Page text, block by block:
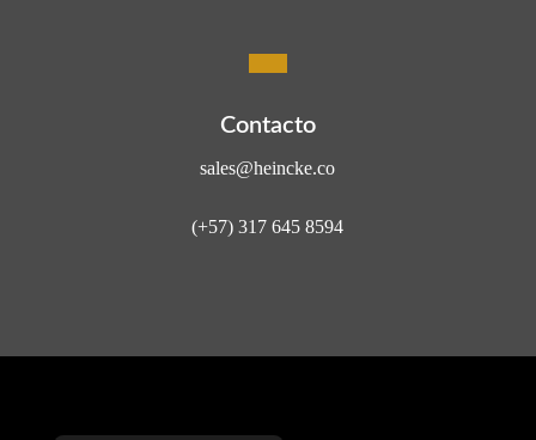
Contacto
sales@heincke.co
(+57) 317 645 8594